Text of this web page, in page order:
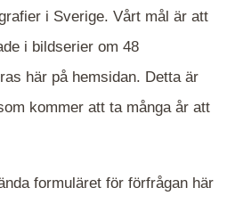
gröna mappar är det
söker och klicka på
i Sverige. Vårt mål är att
i bildserier om 48
här på hemsidan. Detta är
kommer att ta många år att
formuläret för förfrågan här